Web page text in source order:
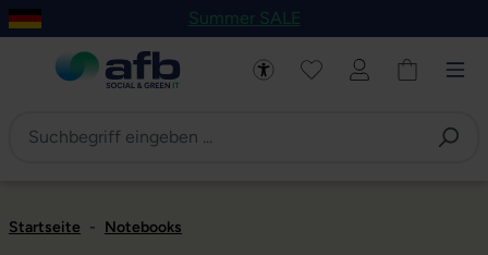
Hauptinhalt springen
Zur Navigation der B2B-Plattform springen
Summer SALE
Startseite - Notebooks